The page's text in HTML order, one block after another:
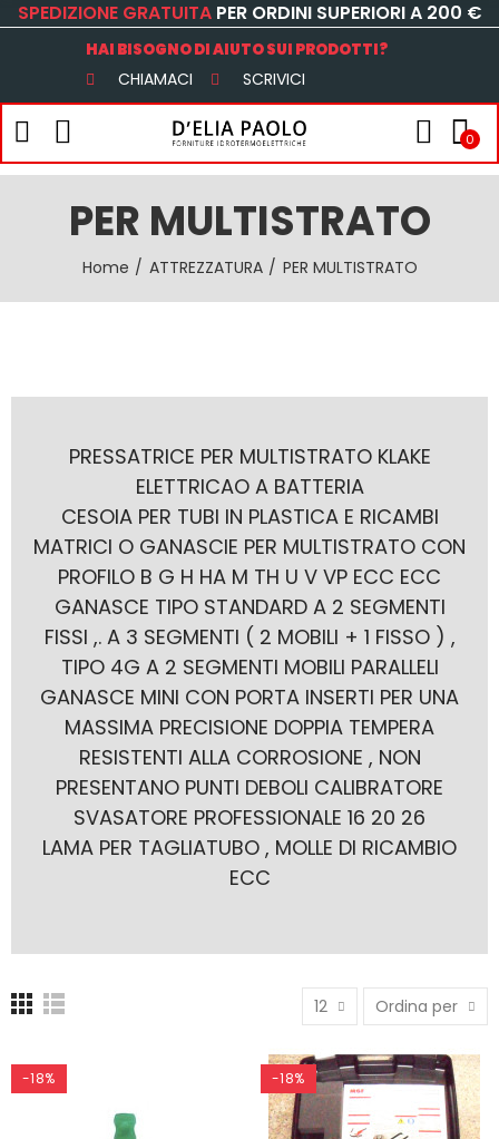
SPEDIZIONE GRATUITA PER ORDINI SUPERIORI A 200 €
HAI BISOGNO DI AIUTO SUI PRODOTTI?
CHIAMACI SCRIVICI
0
PER MULTISTRATO
Home ATTREZZATURA PER MULTISTRATO
PRESSATRICE PER MULTISTRATO KLAKE
ELETTRICAO A BATTERIA
CESOIA PER TUBI IN PLASTICA E RICAMBI
MATRICI O GANASCIE PER MULTISTRATO CON
PROFILO B G H HA M TH U V VP ECC ECC
GANASCE TIPO STANDARD A 2 SEGMENTI
FISSI ,. A 3 SEGMENTI ( 2 MOBILI + 1 FISSO ) ,
TIPO 4G A 2 SEGMENTI MOBILI PARALLELI
GANASCE MINI CON PORTA INSERTI PER UNA
MASSIMA PRECISIONE DOPPIA TEMPERA
RESISTENTI ALLA CORROSIONE , NON
PRESENTANO PUNTI DEBOLI CALIBRATORE
SVASATORE PROFESSIONALE 16 20 26
LAMA PER TAGLIATUBO , MOLLE DI RICAMBIO
ECC
12 Ordina per
-18% -18%